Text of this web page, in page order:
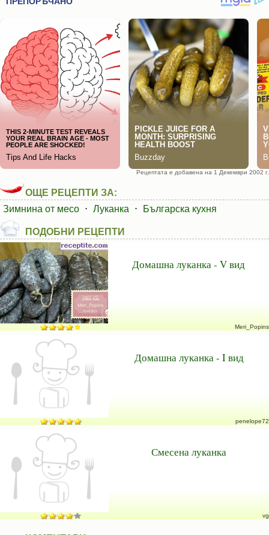
Рецептата е добавена на 1 Декември 2002 г.
ОЩЕ РЕЦЕПТИ ЗА:
Зимнина от месо ⋅ Луканка ⋅ Българска кухня
ПОДОБНИ РЕЦЕПТИ
Домашна луканка - V вид
Meri_Popins
Домашна луканка - I вид
penelope72
Смесена луканка
vg